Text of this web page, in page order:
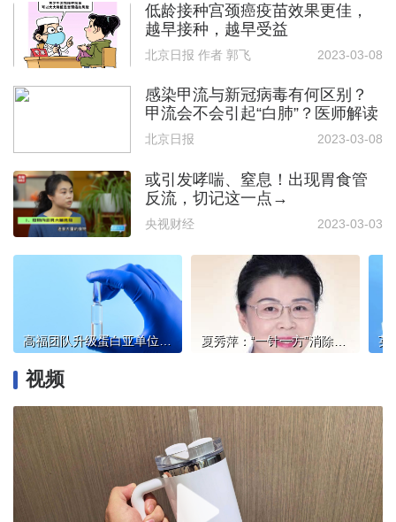
低龄接种宫颈癌疫苗效果更佳，
越早接种，越早受益
北京日报 作者 郭飞 2023-03-08
感染甲流与新冠病毒有何区别？
甲流会不会引起“白肺”？医师解读
北京日报 2023-03-08
或引发哮喘、窒息！出现胃食管
反流，切记这一点→
央视财经 2023-03-03
高福团队升级蛋白亚单位新冠疫苗，对当下变异株具更强中和活性 夏秀萍：“一针一方”消除耳脑异响
视频